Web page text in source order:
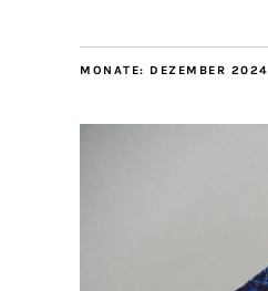
MONATE: DEZEMBER 2024